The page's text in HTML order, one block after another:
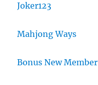
Joker123
Mahjong Ways
Bonus New Member